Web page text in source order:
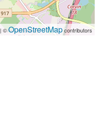
| ©OpenStreetMapcontributors